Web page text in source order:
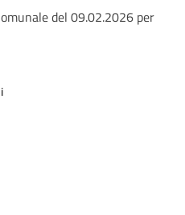
del 09.02.2026 per